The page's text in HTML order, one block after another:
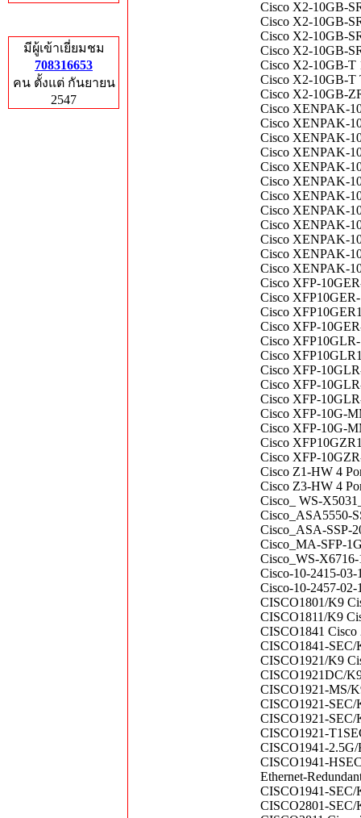
มีผู้เข้าเยี่ยมชม
708316653
คน ตั้งแต่ กันยายน
2547
Cisco X2-10GB-
Cisco X2-10GB-
Cisco X2-10GB-
Cisco X2-10GB-
Cisco X2-10GB-T
Cisco X2-10GB-T
Cisco X2-10GB-
Cisco XENPAK-
Cisco XENPAK-
Cisco XENPAK-
Cisco XENPAK-
Cisco XENPAK-
Cisco XENPAK-
Cisco XENPAK-
Cisco XENPAK-
Cisco XENPAK-
Cisco XENPAK-
Cisco XENPAK-
Cisco XENPAK-
Cisco XFP-
Cisco
Cisco
Cisco XFP-
Cisco
Cisco
Cisco XFP-
Cisco XFP-
Cisco XFP-
Cisco XFP-10G-
Cisco XFP-10G-
Cisco
Cisco XFP-
Cisco Z1-HW 4
Cisco Z3-HW 4
Cisco_ WS-
Cisco_ASA5550-
Cisco_ASA-SSP-
Cisco_MA-SFP-
Cisco_WS-
Cisco-10-2415-
Cisco-10-2457-02-
CISCO1801/K9
CISCO1811/K9
CISCO1841 Cisco
CISCO1841-SEC/
CISCO1921/K9
CISCO1921DC/
CISCO1921-MS/
CISCO1921-SEC/
CISCO1921-SEC/
CISCO1921-
CISCO1941-2.5G/
CISCO1941-
Ethernet-
CISCO1941-SEC/
CISCO2801-SEC/